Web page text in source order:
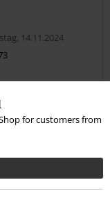
for customers from
14.11.2024
paßt auch super :-)
der Stoff